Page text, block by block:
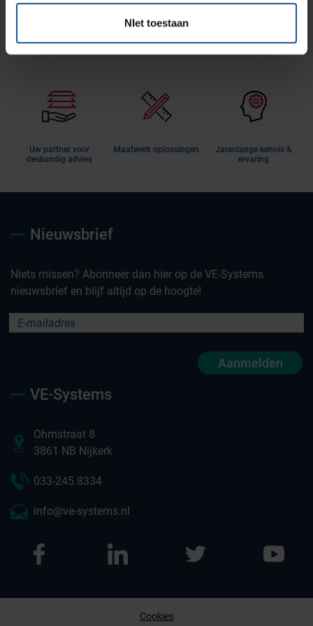
NIet toestaan
Uw partner voor
deskundig advies
Maatwerk oplossingen
Jarenlange kennis &
ervaring
Nieuwsbrief
Niets missen? Abonneer dan hier op de VE-Systems
nieuwsbrief en blijf altijd op de hoogte!
Aanmelden
VE-Systems
Ohmstraat 8
3861 NB Nijkerk
033-245 8334
info@ve-systems.nl
Cookies